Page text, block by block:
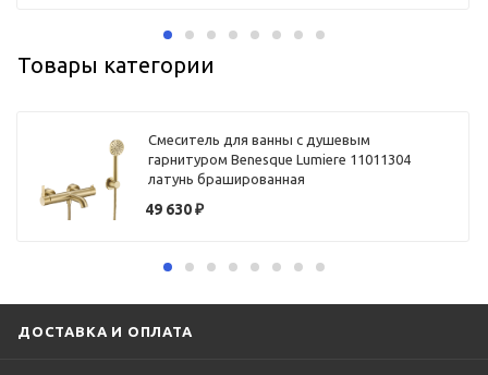
Товары категории
Смеситель для ванны с душевым
гарнитуром Benesque Lumiere 11011304
латунь брашированная
49 630₽
ДОСТАВКА И ОПЛАТА